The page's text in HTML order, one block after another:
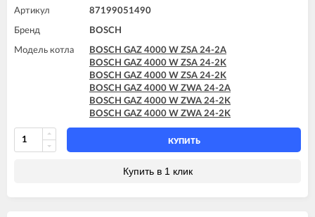
Артикул 87199051490
Бренд BOSCH
Модель котла
BOSCH GAZ 4000 W ZSA 24-2A
BOSCH GAZ 4000 W ZSA 24-2K
BOSCH GAZ 4000 W ZSA 24-2K
BOSCH GAZ 4000 W ZWA 24-2A
BOSCH GAZ 4000 W ZWA 24-2K
BOSCH GAZ 4000 W ZWA 24-2K
КУПИТЬ
Купить в 1 клик